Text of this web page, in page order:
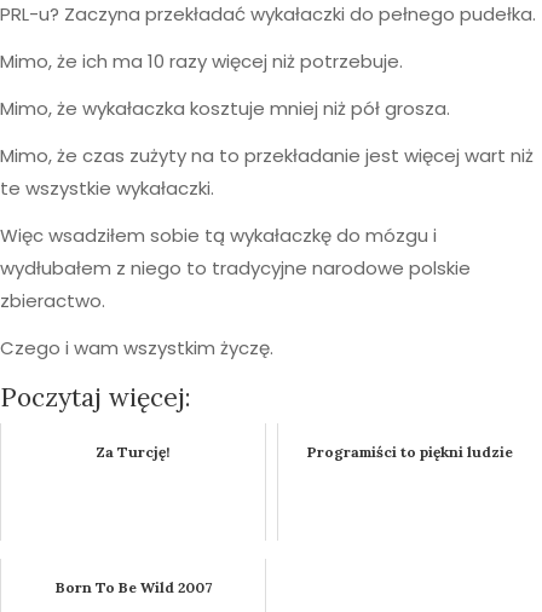
PRL-u? Zaczyna przekładać wykałaczki do pełnego pudełka.
Mimo, że ich ma 10 razy więcej niż potrzebuje.
Mimo, że wykałaczka kosztuje mniej niż pół grosza.
Mimo, że czas zużyty na to przekładanie jest więcej wart niż
te wszystkie wykałaczki.
Więc wsadziłem sobie tą wykałaczkę do mózgu i
wydłubałem z niego to tradycyjne narodowe polskie
zbieractwo.
Czego i wam wszystkim życzę.
Poczytaj więcej:
Za Turcję! Programiści to piękni ludzie
Born To Be Wild 2007